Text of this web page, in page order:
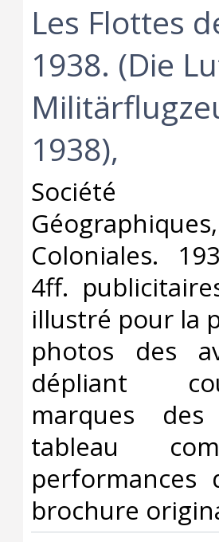
‎Les Flottes
1938. (Die
1938),‎
‎Société
Coloniales.
4ff.
illustré pour la
photos des
dépliant
marques
tableau
performances
brochure